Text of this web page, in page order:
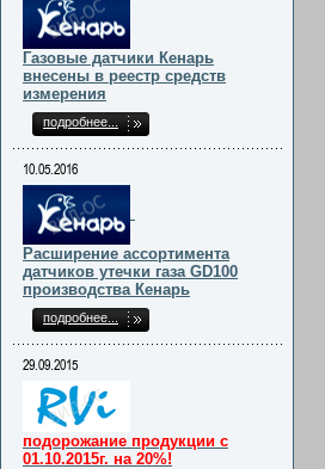
Газовые датчики Кенарь
внесены в реестр средств
измерения
подробнее...
10.05.2016
Расширение ассортимента
датчиков утечки газа GD100
производства Кенарь
подробнее...
29.09.2015
подорожание продукции с
01.10.2015г. на 20%!